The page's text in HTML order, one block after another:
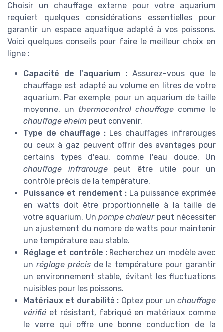
Choisir un chauffage externe pour votre aquarium
requiert quelques considérations essentielles pour
garantir un espace aquatique adapté à vos poissons.
Voici quelques conseils pour faire le meilleur choix en
ligne :
Capacité de l'aquarium : Assurez-vous que le
chauffage est adapté au volume en litres de votre
aquarium. Par exemple, pour un aquarium de taille
moyenne, un thermocontrol chauffage comme le
chauffage eheim peut convenir.
Type de chauffage : Les chauffages infrarouges
ou ceux à gaz peuvent offrir des avantages pour
certains types d'eau, comme l'eau douce. Un
chauffage infrarougepeut être utile pour un
contrôle précis de la température.
Puissance et rendement : La puissance exprimée
en watts doit être proportionnelle à la taille de
votre aquarium. Un pompe chaleurpeut nécessiter
un ajustement du nombre de watts pour maintenir
une température eau stable.
Réglage et contrôle :Recherchez un modèle avec
un réglage précisde la température pour garantir
un environnement stable, évitant les fluctuations
nuisibles pour les poissons.
Matériaux et durabilité : Optez pour unchauffage
vérifié et résistant, fabriqué en matériaux comme
le verre qui offre une bonne conduction de la